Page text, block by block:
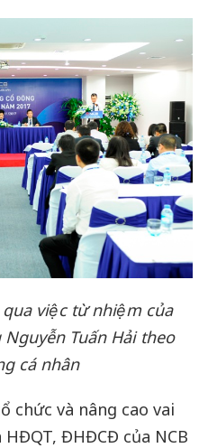
việc từ nhiệm của
Tuấn Hải theo
cá nhân
chức và nâng cao vai
ĐHĐCĐ của NCB